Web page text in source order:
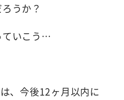
うか？
ていこう…
、今後12ヶ月以内に